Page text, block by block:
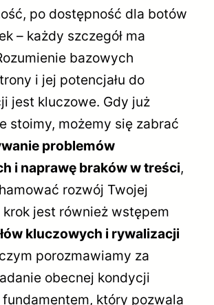
po dostępność dla botów
– każdy szczegół ma
bazowych
i jej potencjału do
jest kluczowe. Gdy już
stoimy, możemy się zabrać
problemów
i naprawę braków w treści,
rozwój Twojej
jest również wstępem
kluczowych i rywalizacji
porozmawiamy za
obecnej kondycji
który pozwala